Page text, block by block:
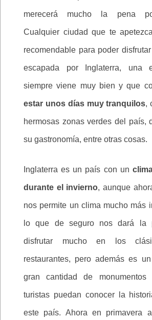
merecerá mucho la pena
Cualquier ciudad que te
recomendable para poder
escapada por Inglaterra, una
siempre viene muy bien y que
estar unos días muy tranquilos,
hermosas zonas verdes del país,
su gastronomía, entre otras cosas.
Inglaterra es un país con un
durante el invierno, aunque
nos permite un clima mucho más
lo que de seguro nos dará la
disfrutar mucho en los
restaurantes, pero además es
gran cantidad de
turistas puedan conocer la
este país. Ahora en primavera